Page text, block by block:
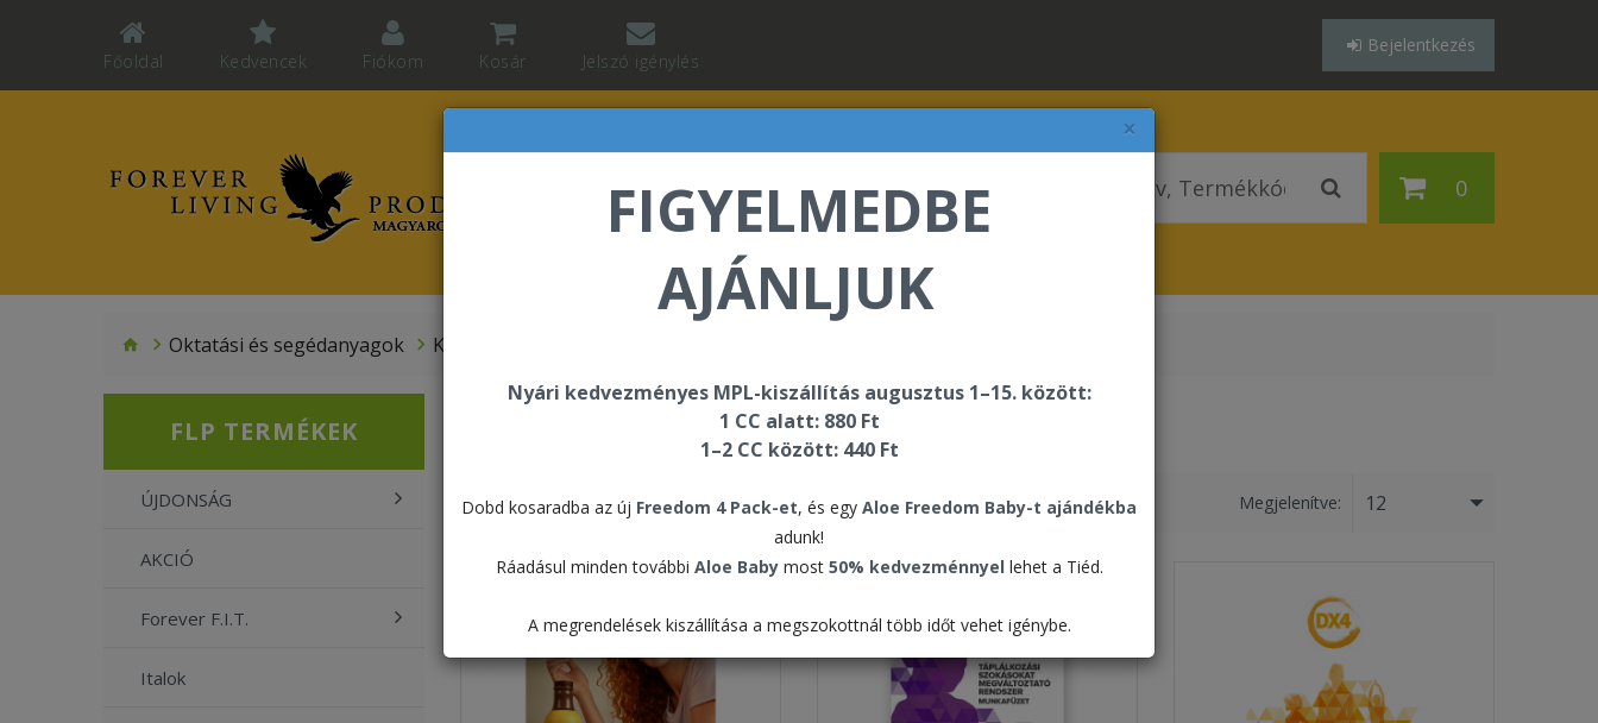
×
FIGYELMEDBE
AJÁNLJUK
Nyári kedvezményes MPL-kiszállítás augusztus 1–15. között:
1 CC alatt: 880 Ft
1–2 CC között: 440 Ft
Dobd kosaradba az új Freedom 4 Pack-et, és egy Aloe Freedom Baby-t ajándékba
adunk!
Ráadásul minden további Aloe Babymost 50% kedvezménnyel lehet a Tiéd.
A megrendelések kiszállítása a megszokottnál több időt vehet igénybe.
Főoldal Kedvencek Fiókom Kosár Jelszó igénylés
Bejelentkezés
0
Oktatási és segédanyagok Katalógusok
FLP TERMÉKEK
ÚJDONSÁG
AKCIÓ
Forever F.I.T.
Italok
Katalógusok
Alapértelmezett Megjelenítve: 12